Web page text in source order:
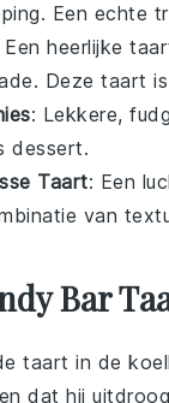
Een echte
Een heerlijke
. Deze taart
: Lekkere,
dessert.
Taart: Een
van
Bar
taart in de
dat hij